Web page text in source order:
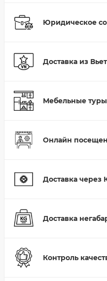
Юридическое
Доставка из
Мебельные
Онлайн
Доставка через
Доставка
Контроль